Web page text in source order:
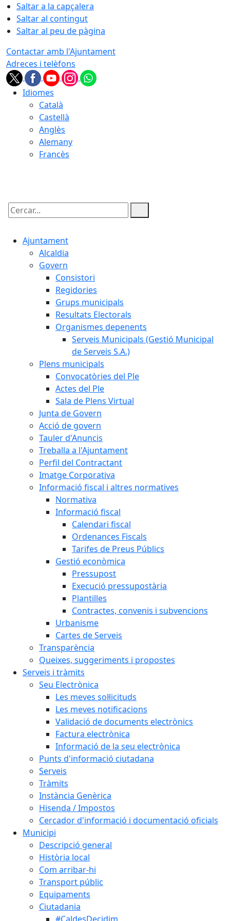
Saltar a la capçalera
Saltar al contingut
Saltar al peu de pàgina
Contactar amb l'Ajuntament
Adreces i telèfons
Idiomes
Català
Castellà
Anglès
Alemany
Francès
Cercar:
Ajuntament
Alcaldia
Govern
Consistori
Regidories
Grups municipals
Resultats Electorals
Organismes depenents
Serveis Municipals (Gestió Municipal
de Serveis S.A.)
Plens municipals
Convocatòries del Ple
Actes del Ple
Sala de Plens Virtual
Junta de Govern
Acció de govern
Tauler d'Anuncis
Treballa a l'Ajuntament
Perfil del Contractant
Imatge Corporativa
Informació fiscal i altres normatives
Normativa
Informació fiscal
Calendari fiscal
Ordenances Fiscals
Tarifes de Preus Públics
Gestió econòmica
Pressupost
Execució pressupostària
Plantilles
Contractes, convenis i subvencions
Urbanisme
Cartes de Serveis
Transparència
Queixes, suggeriments i propostes
Serveis i tràmits
Seu Electrònica
Les meves sol·licituds
Les meves notificacions
Validació de documents electrònics
Factura electrònica
Informació de la seu electrònica
Punts d'informació ciutadana
Serveis
Tràmits
Instància Genèrica
Hisenda / Impostos
Cercador d'informació i documentació oficials
Municipi
Descripció general
Història local
Com arribar-hi
Transport públic
Equipaments
Ciutadania